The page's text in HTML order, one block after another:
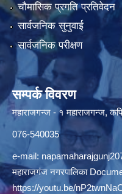
चौमासिक प्रगति प्रतिवेदन
सार्वजनिक सुनुवाई
सार्वजनिक परीक्षण
सम्पर्क विवरण
महाराजगन्ज - १ महाराजगन्ज,
076-540035
e-mail:
महाराजगंज नगरपालिका
https://youtu.be/